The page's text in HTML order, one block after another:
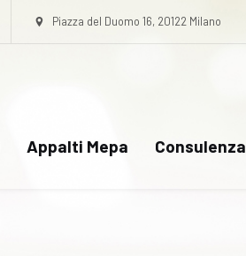
Piazza del Duomo 16, 20122 Milano
Appalti Mepa Consulenza